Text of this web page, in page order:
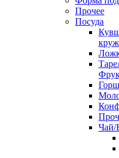
Прочее
Посуда
Чай/